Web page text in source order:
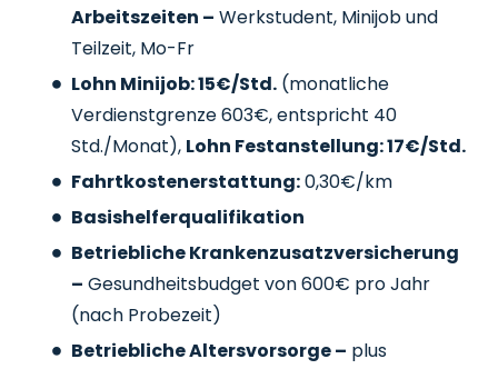
Arbeitszeiten – Werkstudent, Minijob und
Teilzeit, Mo-Fr
Lohn Minijob: 15€/Std. (monatliche
Verdienstgrenze 603€, entspricht 40
Std./Monat), Lohn Festanstellung: 17€/Std.
Fahrtkostenerstattung:0,30€/km
Basishelferqualifikation
Betriebliche Krankenzusatzversicherung
– Gesundheitsbudget von 600€ pro Jahr
(nach Probezeit)
Betriebliche Altersvorsorge – plus